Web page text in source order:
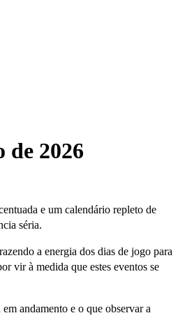
de 2026
e um calendário repleto de
séria.
a energia dos dias de jogo para
vir à medida que estes eventos se
andamento e o que observar a